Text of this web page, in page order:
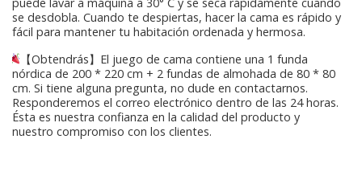
se desdobla. Cuando te despiertas, hacer la cama es rápido y
fácil para mantener tu habitación ordenada y hermosa.
【Obtendrás】El juego de cama contiene una 1 funda
nórdica de 200 * 220 cm + 2 fundas de almohada de 80 * 80
cm. Si tiene alguna pregunta, no dude en contactarnos.
Responderemos el correo electrónico dentro de las 24 horas.
Ésta es nuestra confianza en la calidad del producto y
nuestro compromiso con los clientes.